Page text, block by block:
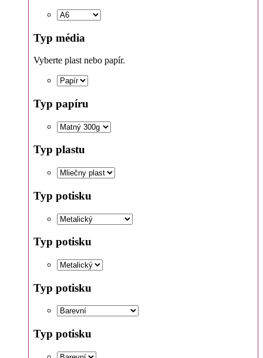
Typ média
Vyberte plast nebo papír.
Typ papíru
Typ plastu
Typ potisku
Typ potisku
Typ potisku
Typ potisku